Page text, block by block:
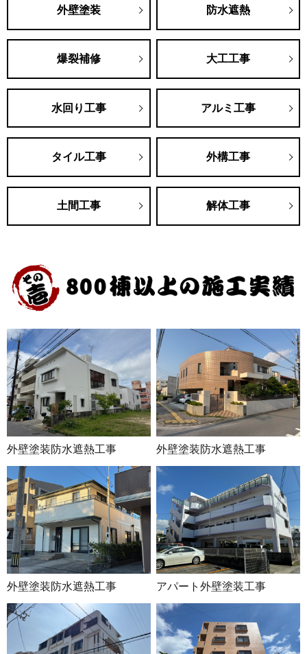
外壁塗装 防水遮熱
爆裂補修 大工工事
水回り工事 アルミ工事
タイル工事 外構工事
土間工事 解体工事
外壁塗装防水遮熱工事 外壁塗装防水遮熱工事
外壁塗装防水遮熱工事 アパート外壁塗装工事